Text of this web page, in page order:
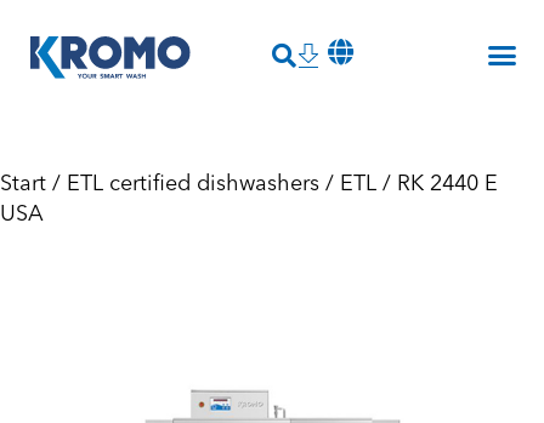
Start / ETL certified dishwashers / ETL / RK 2440 E
USA